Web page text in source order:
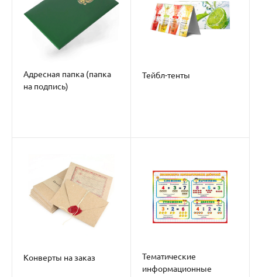
Адресная папка (папка
на подпись)
Тейбл-тенты
Конверты на заказ
Тематические
информационные